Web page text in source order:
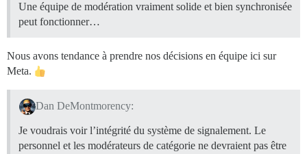
Une équipe de modération vraiment solide et bien synchronisée
peut fonctionner…
Nous avons tendance à prendre nos décisions en équipe ici sur
Meta.
Dan DeMontmorency:
Je voudrais voir l’intégrité du système de signalement. Le
personnel et les modérateurs de catégorie ne devraient pas être